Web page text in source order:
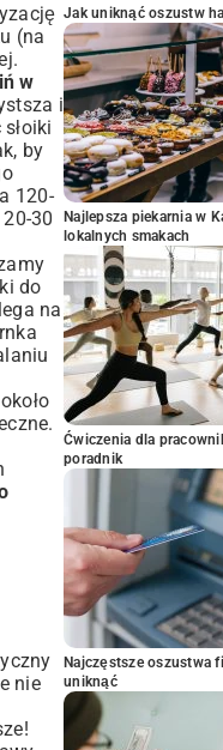
(na
w
i
by
120-
30
do
na
nie
Jak uniknąć oszustw
Najlepsza piekarnia w
lokalnych smakach
Ćwiczenia dla
poradnik
Najczęstsze oszustwa
uniknąć